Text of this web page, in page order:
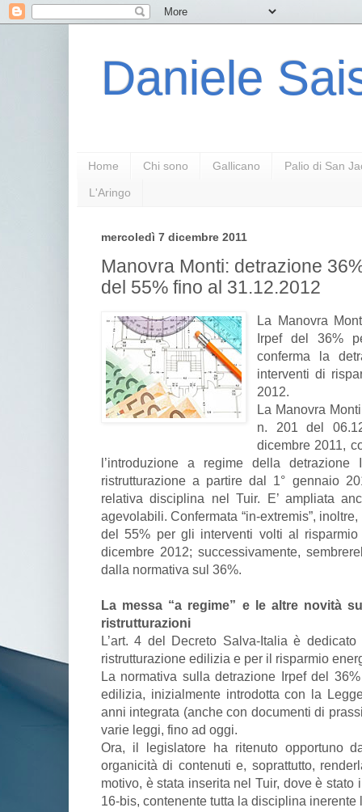
Daniele
Home Chi sono Gallicano Palio di San
L'Aringo
mercoledì 7 dicembre 2011
Manovra Monti: detrazione
del 55% fino al 31.12.2012
La Manovra
Irpef del 36%
conferma la
interventi di
2012.
La Manovra
n. 201 del
dicembre 2011,
l’introduzione a regime della
ristrutturazione a partire dal 1° gennaio
relativa disciplina nel Tuir. E’ ampliata
agevolabili. Confermata “in-extremis”,
del 55% per gli interventi volti al
dicembre 2012; successivamente,
dalla normativa sul 36%.
La messa “a regime” e le altre novità
ristrutturazioni
L’art. 4 del Decreto Salva-Italia è
ristrutturazione edilizia e per il risparmio
La normativa sulla detrazione Irpef del
edilizia, inizialmente introdotta con la
anni integrata (anche con documenti di
varie leggi, fino ad oggi.
Ora, il legislatore ha ritenuto opportuno
organicità di contenuti e, soprattutto,
motivo, è stata inserita nel Tuir, dove è stato
16-bis, contenente tutta la disciplina